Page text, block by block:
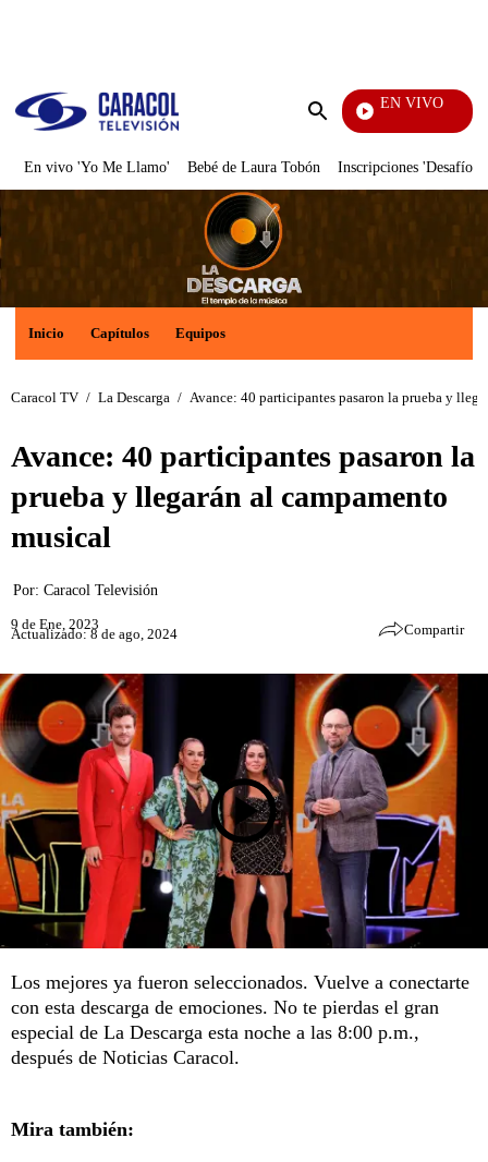
Enviar
EN VIVO
Doble Vía
En vivo 'Yo Me Llamo' Bebé de Laura Tobón Inscripciones 'Desafío'
Inicio Capítulos Equipos
Caracol TV / La Descarga / Avance: 40 participantes pasaron la prueba y
Avance: 40 participantes pasaron la
prueba y llegarán al campamento
musical
Por: Caracol Televisión
9 de Ene, 2023
Actualizado: 8 de ago, 2024 Compartir
Los mejores ya fueron seleccionados. Vuelve a conectarte
con esta descarga de emociones. No te pierdas el gran
especial de La Descarga esta noche a las 8:00 p.m.,
después de Noticias Caracol.
Mira también: